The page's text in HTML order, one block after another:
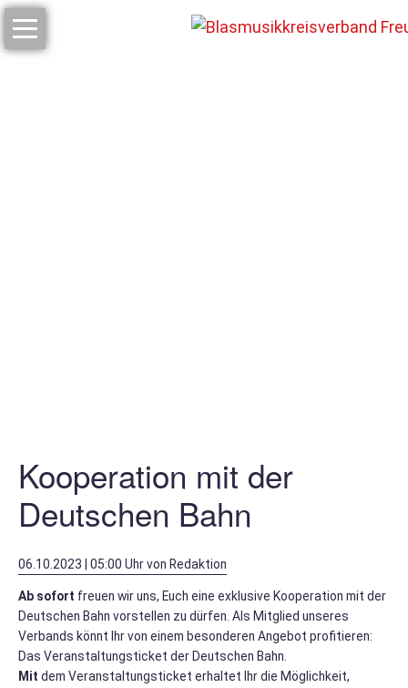
Bläserjugend
Anmeldng.
Schnupperkurs
D-
Lehrgänge
Kooperation mit der
Deutschen Bahn
06.10.2023 | 05:00 Uhrvon Redaktion
Ab sofort freuen wir uns, Euch eine exklusive Kooperation mit der
Deutschen Bahn vorstellen zu dürfen. Als Mitglied unseres
Verbands könnt Ihr von einem besonderen Angebot profitieren:
Das Veranstaltungsticket der Deutschen Bahn.
Mit dem Veranstaltungsticket erhaltet Ihr die Möglichkeit,